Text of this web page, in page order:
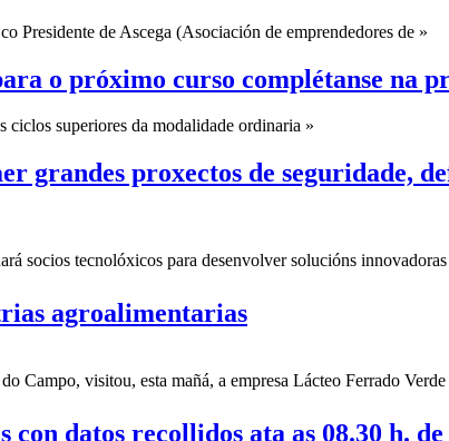
Presidente de Ascega (Asociación de emprendedores de »
o próximo curso complétanse na
ciclos superiores da modalidade ordinaria »
grandes proxectos de seguridade,
socios tecnolóxicos para desenvolver solucións
agroalimentarias
Campo, visitou, esta mañá, a empresa Lácteo Ferrado
datos recollidos ata as 08.30 h. de